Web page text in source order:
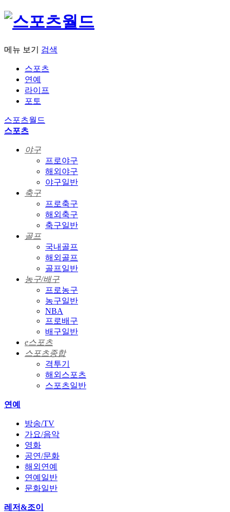
메뉴 보기 검색
스포츠
연예
라이프
포토
스포츠월드
스포츠
야구
프로야구
해외야구
야구일반
축구
프로축구
해외축구
축구일반
골프
국내골프
해외골프
골프일반
농구/배구
프로농구
농구일반
NBA
프로배구
배구일반
e스포츠
스포츠종합
격투기
해외스포츠
스포츠일반
연예
방송/TV
가요/음악
영화
공연/문화
해외연예
연예일반
문화일반
레저&조이